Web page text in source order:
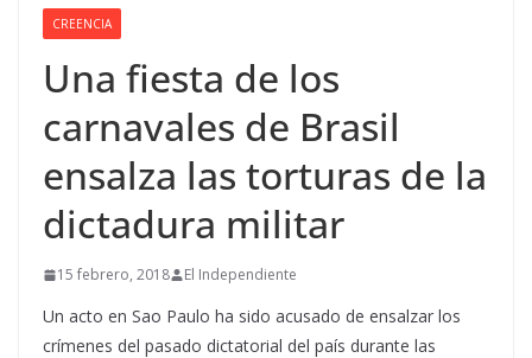
CREENCIA
Una fiesta de los
carnavales de Brasil
ensalza las torturas de la
dictadura militar
15 febrero, 2018 El Independiente
Un acto en Sao Paulo ha sido acusado de ensalzar los
crímenes del pasado dictatorial del país durante las